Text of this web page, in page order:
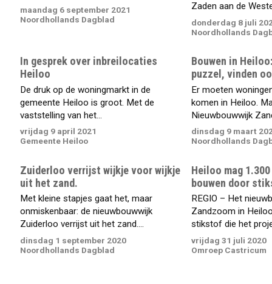
maandag 6 september 2021
Noordhollands Dagblad
Zaden aan de
donderdag 8 juli
Noordhollands
In gesprek over inbreilocaties
Heiloo
De druk op de woningmarkt in de
gemeente Heiloo is groot. Met de
vaststelling van het...
vrijdag 9 april 2021
Gemeente Heiloo
Bouwen in
puzzel, vinden
Er moeten
komen in Heiloo.
Nieuwbouwwijk
dinsdag 9 maart
Noordhollands
Zuiderloo verrijst wijkje voor wijkje
uit het zand.
Met kleine stapjes gaat het, maar
onmiskenbaar: de nieuwbouwwijk
Zuiderloo verrijst uit het zand....
dinsdag 1 september 2020
Noordhollands Dagblad
Heiloo mag
bouwen door
REGIO – Het
Zandzoom in
stikstof die het
vrijdag 31 juli 2020
Omroep Castricum